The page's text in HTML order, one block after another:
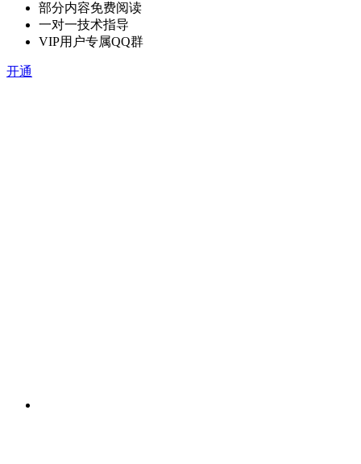
部分内容免费阅读
一对一技术指导
VIP用户专属QQ群
开通